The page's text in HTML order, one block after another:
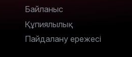
Байланыс
Құпиялылық
Пайдалану ережесі